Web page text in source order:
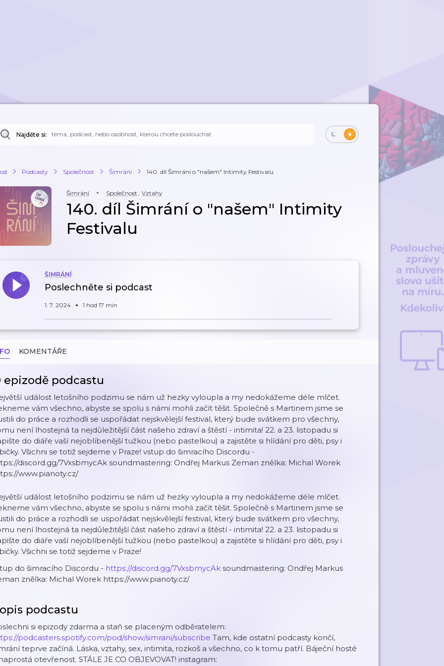
Najděte si:
Podcasty Společnost Šimrání 140. díl Šimrání o "našem" Intimity Festivalu
Šimrání Společnost, Vztahy
140. díl Šimrání o "našem" Intimity
Festivalu
ŠIMRÁNÍ
Poslechněte si podcast
1. 7. 2024 1 hod 17 min
KOMENTÁŘE
epizodě podcastu
událost letošního podzimu se nám už hezky vyloupla a my nedokážeme déle mlčet.
vám všechno, abyste se spolu s námi mohli začít těšit. Společně s Martinem jsme se
do práce a rozhodli se uspořádat nejskvělejší festival, který bude svátkem pro všechny,
není lhostejná ta nejdůležitější část našeho zdraví a štěstí - intimita! 22. a 23. listopadu si
do diáře vaší nejoblíbenější tužkou (nebo pastelkou) a zajistěte si hlídání pro děti, psy i
Všichni se totiž sejdeme v Praze! vstup do šimracího Discordu -
discord.gg/7VxsbmycAk⁠⁠⁠⁠⁠⁠⁠⁠⁠⁠⁠⁠ soundmastering: Ondřej Markus Zeman znělka: Michal Worek
www.pianoty.cz/
událost letošního podzimu se nám už hezky vyloupla a my nedokážeme déle mlčet.
vám všechno, abyste se spolu s námi mohli začít těšit. Společně s Martinem jsme se
do práce a rozhodli se uspořádat nejskvělejší festival, který bude svátkem pro všechny,
není lhostejná ta nejdůležitější část našeho zdraví a štěstí - intimita! 22. a 23. listopadu si
do diáře vaší nejoblíbenější tužkou (nebo pastelkou) a zajistěte si hlídání pro děti, psy i
Všichni se totiž sejdeme v Praze!
do šimracího Discordu - ⁠⁠⁠⁠⁠⁠⁠⁠⁠⁠⁠⁠⁠⁠https://discord.gg/7VxsbmycAk⁠⁠⁠⁠⁠⁠⁠⁠⁠⁠⁠⁠ soundmastering: Ondřej Markus
znělka: Michal Worek https://www.pianoty.cz/
podcastu
si epizody zdarma a staň se placeným odběratelem:
podcasters.spotify.com/pod/show/simrani/subscribe Tam, kde ostatní podcasty končí,
teprve začíná. Láska, vztahy, sex, intimita, rozkoš a všechno, co k tomu patří. Báječní hosté
otevřenost. STÁLE JE CO OBJEVOVAT! instagram: